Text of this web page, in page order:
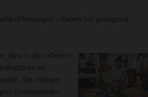
– haben Sie genügend
dass in der offenen
als
Sie müssen
Erzieherinnen